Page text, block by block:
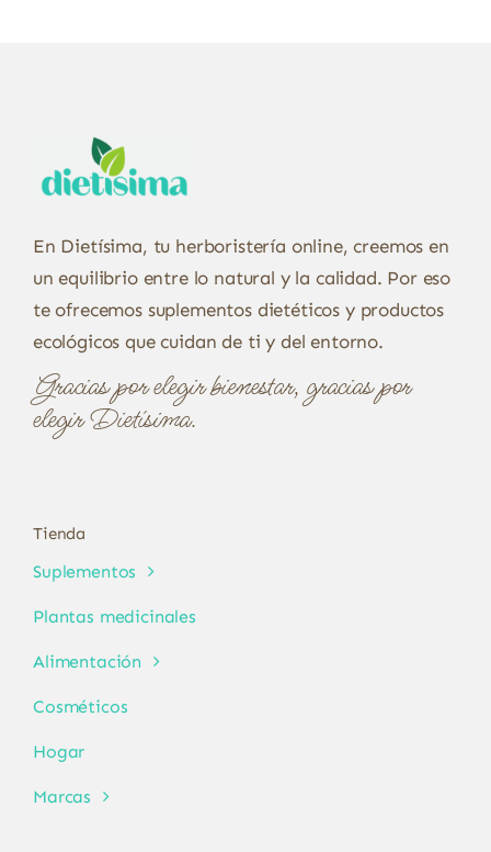
En Dietísima, tu herboristería online, creemos en
un equilibrio entre lo natural y la calidad. Por eso
te ofrecemos suplementos dietéticos y productos
ecológicos que cuidan de ti y del entorno.
Gracias por elegir bienestar, gracias por
elegir Dietísima.
Tienda
Suplementos
Plantas medicinales
Alimentación
Cosméticos
Hogar
Marcas